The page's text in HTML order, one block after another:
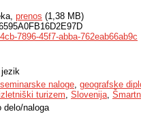
prenos (1,38 MB)
7896-45f7-abba-762eab66ab9c
naloge, geografske
turizem, Slovenija,
delo/naloga